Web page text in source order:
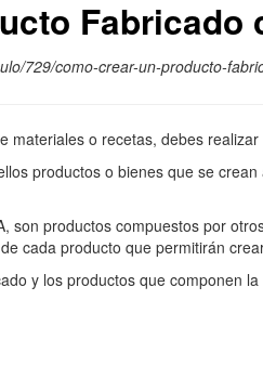
729/como-crear-un-producto-
materiales o recetas, debes
productos o bienes que se
son productos compuestos por
cada producto que permitirán
y los productos que componen